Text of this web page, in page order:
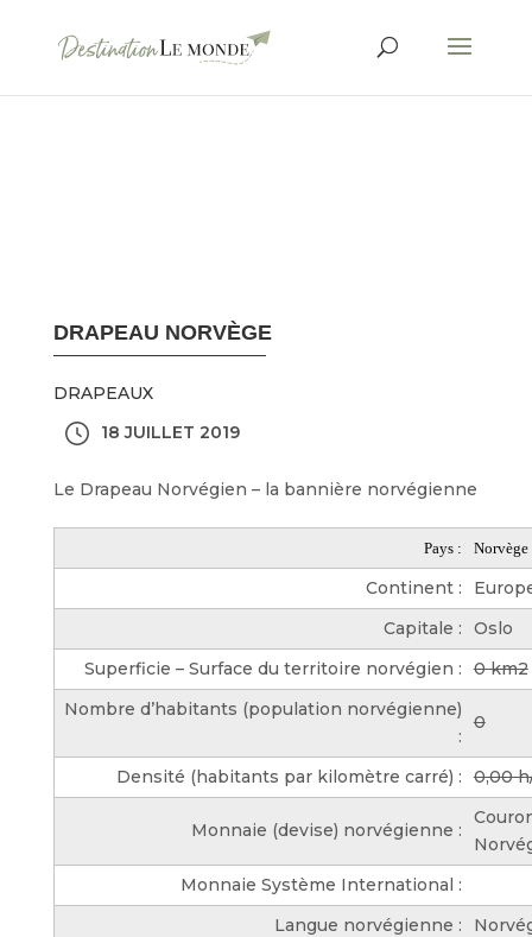
DRAPEAU NORVÈGE
DRAPEAUX
18 JUILLET 2019
Le Drapeau Norvégien – la bannière norvégienne
Pays : Norvège
Continent :
Capitale :
Oslo
Superficie – Surface du territoire norvégien : 0 km2
Nombre d’habitants (population norvégienne)
:
0
Densité (habitants par kilomètre carré) : 0,00
Monnaie (devise) norvégienne :
Monnaie Système International :
Langue norvégienne :